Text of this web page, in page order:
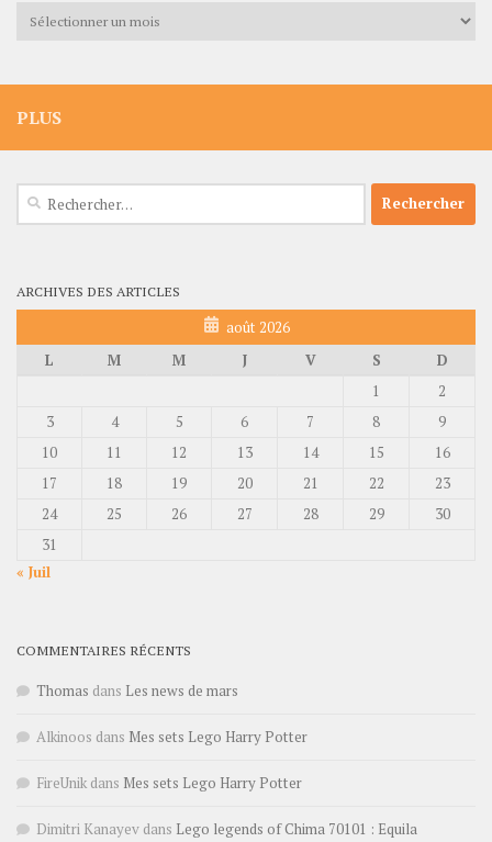
Archives
PLUS
Rechercher :
ARCHIVES DES ARTICLES
août 2026
L
M M J V S
D
1
2
3
4 5 6 7 8
9
10
11 12 13 14 15
16
17
18 19 20 21 22
23
24
25 26 27 28 29
30
31
« Juil
COMMENTAIRES RÉCENTS
Thomas dans Les news de mars
Alkinoos dans Mes sets Lego Harry Potter
FireUnik dans Mes sets Lego Harry Potter
Dimitri Kanayev dans Lego legends of Chima 70101 : Equila